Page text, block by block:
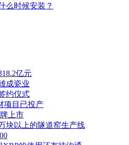
么时候安装？
亿元
成瓷业
约仪式
项目已投产
上市
块以上的隧道窑生产线